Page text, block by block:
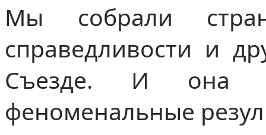
Мы собрали
справедливости и
Съезде. И она
феноменальные